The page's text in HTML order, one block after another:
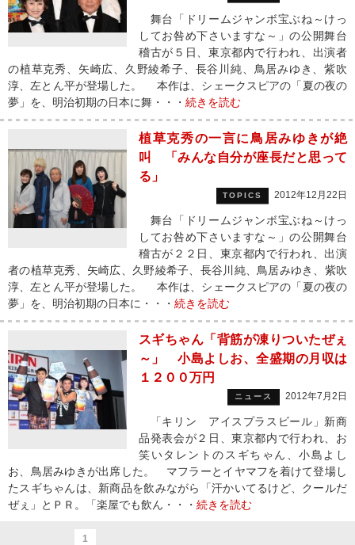
舞台「ドリームジャンボ宝ぶね～けっ
してお咎め下さいますな～」の公開舞台
稽古が５日、東京都内で行われ、出演者
の植草克秀、矢崎広、久野綾希子、長谷川純、鳥居みゆき、紫吹
淳、左とん平が登場した。 本作は、シェークスピアの「夏の夜の
夢」を、明治初期の日本に舞・・・ 続きを読む
植草克秀の一言に鳥居みゆきが絶
叫 「みんな自分が座長だと思って
る」
TOPICS 2012年12月22日
舞台「ドリームジャンボ宝ぶね～けっ
してお咎め下さいますな～」の公開舞台
稽古が２２日、東京都内で行われ、出演
者の植草克秀、矢崎広、久野綾希子、長谷川純、鳥居みゆき、紫吹
淳、左とん平が登場した。 本作は、シェークスピアの「夏の夜の
夢」を、明治初期の日本に・・・ 続きを読む
スギちゃん「背筋が凍りついたぜぇ
～」 小島よしお、全盛期の月収は
１２００万円
ニュース 2012年7月2日
「キリン アイスプラスビール」新商
品発表会が２日、東京都内で行われ、お
笑いタレントのスギちゃん、小島よし
お、鳥居みゆきが出席した。 マフラーとイヤマフを着けて登場し
たスギちゃんは、新商品を飲みながら「汗かいてるけど、クールだ
ぜぇ」とＰＲ。「楽屋でも飲ん・・・ 続きを読む
1